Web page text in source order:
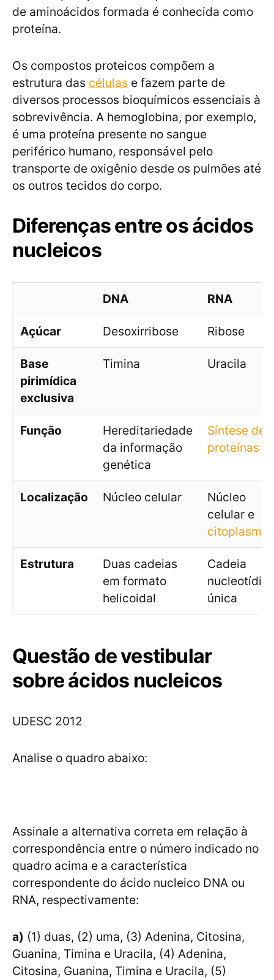
de aminoácidos formada é conhecida como
proteína.
Os compostos proteicos compõem a
estrutura das células e fazem parte de
diversos processos bioquímicos essenciais à
sobrevivência. A hemoglobina, por exemplo,
é uma proteína presente no sangue
periférico humano, responsável pelo
transporte de oxigênio desde os pulmões até
os outros tecidos do corpo.
Diferenças entre os ácidos
nucleicos
DNA RNA
Açúcar Desoxirribose Ribose
Base
pirimídica
exclusiva
Timina Uracila
Função
Hereditariedade
da informação
genética
Síntese de
proteínas
Localização Núcleo celular
Núcleo
celular e
citoplasma
Estrutura
Duas cadeias
em formato
helicoidal
Cadeia
única
Questão de vestibular
sobre ácidos nucleicos
UDESC 2012
Analise o quadro abaixo:
Assinale a alternativa correta em relação à
correspondência entre o número indicado no
quadro acima e a característica
correspondente do ácido nucleico DNA ou
RNA, respectivamente:
a) (1) duas, (2) uma, (3) Adenina, Citosina,
Guanina, Timina e Uracila, (4) Adenina,
Citosina, Guanina, Timina e Uracila, (5)